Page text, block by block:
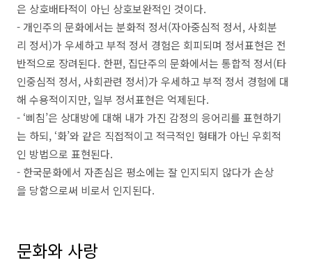
은 상호배타적이 아닌 상호보완적인 것이다.​
- 개인주의 문화에서는 분화적 정서(자아중심적 정서, 사회분
리 정서)가 우세하고 부적 정서 경험은 회피되며 정서표현은 전
반적으로 장려된다. 한편, 집단주의 문화에서는 통합적 정서(타
인중심적 정서, 사회관련 정서)가 우세하고 부적 정서 경험에 대
해 수용적이지만, 일부 정서표현은 억제된다.
- ‘삐침’은 상대방에 대해 내가 가진 감정의 응어리를 표현하기
는 하되, ‘화’와 같은 직접적이고 적극적인 형태가 아닌 우회적
인 방법으로 표현된다.​
- 한국문화에서 자존심은 평소에는 잘 인지되지 않다가 손상
을 당함으로써 비로서 인지된다.​
문화와 사랑